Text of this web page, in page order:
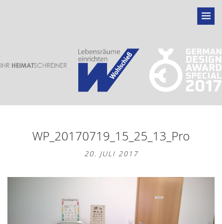
WP_20170719_15_25_13_Pro
20. JULI 2017